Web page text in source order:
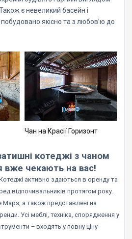
є невеликий басейн і
якісно та з любов’ю до
Чан на Красії Горизонт
котеджі з чаном
вже чекають на вас!
активно здаються в оренду та
відпочивальників протягом року.
Maps, а також представлені на
Усі меблі, техніка, спорядження у
– входять у повну ціну